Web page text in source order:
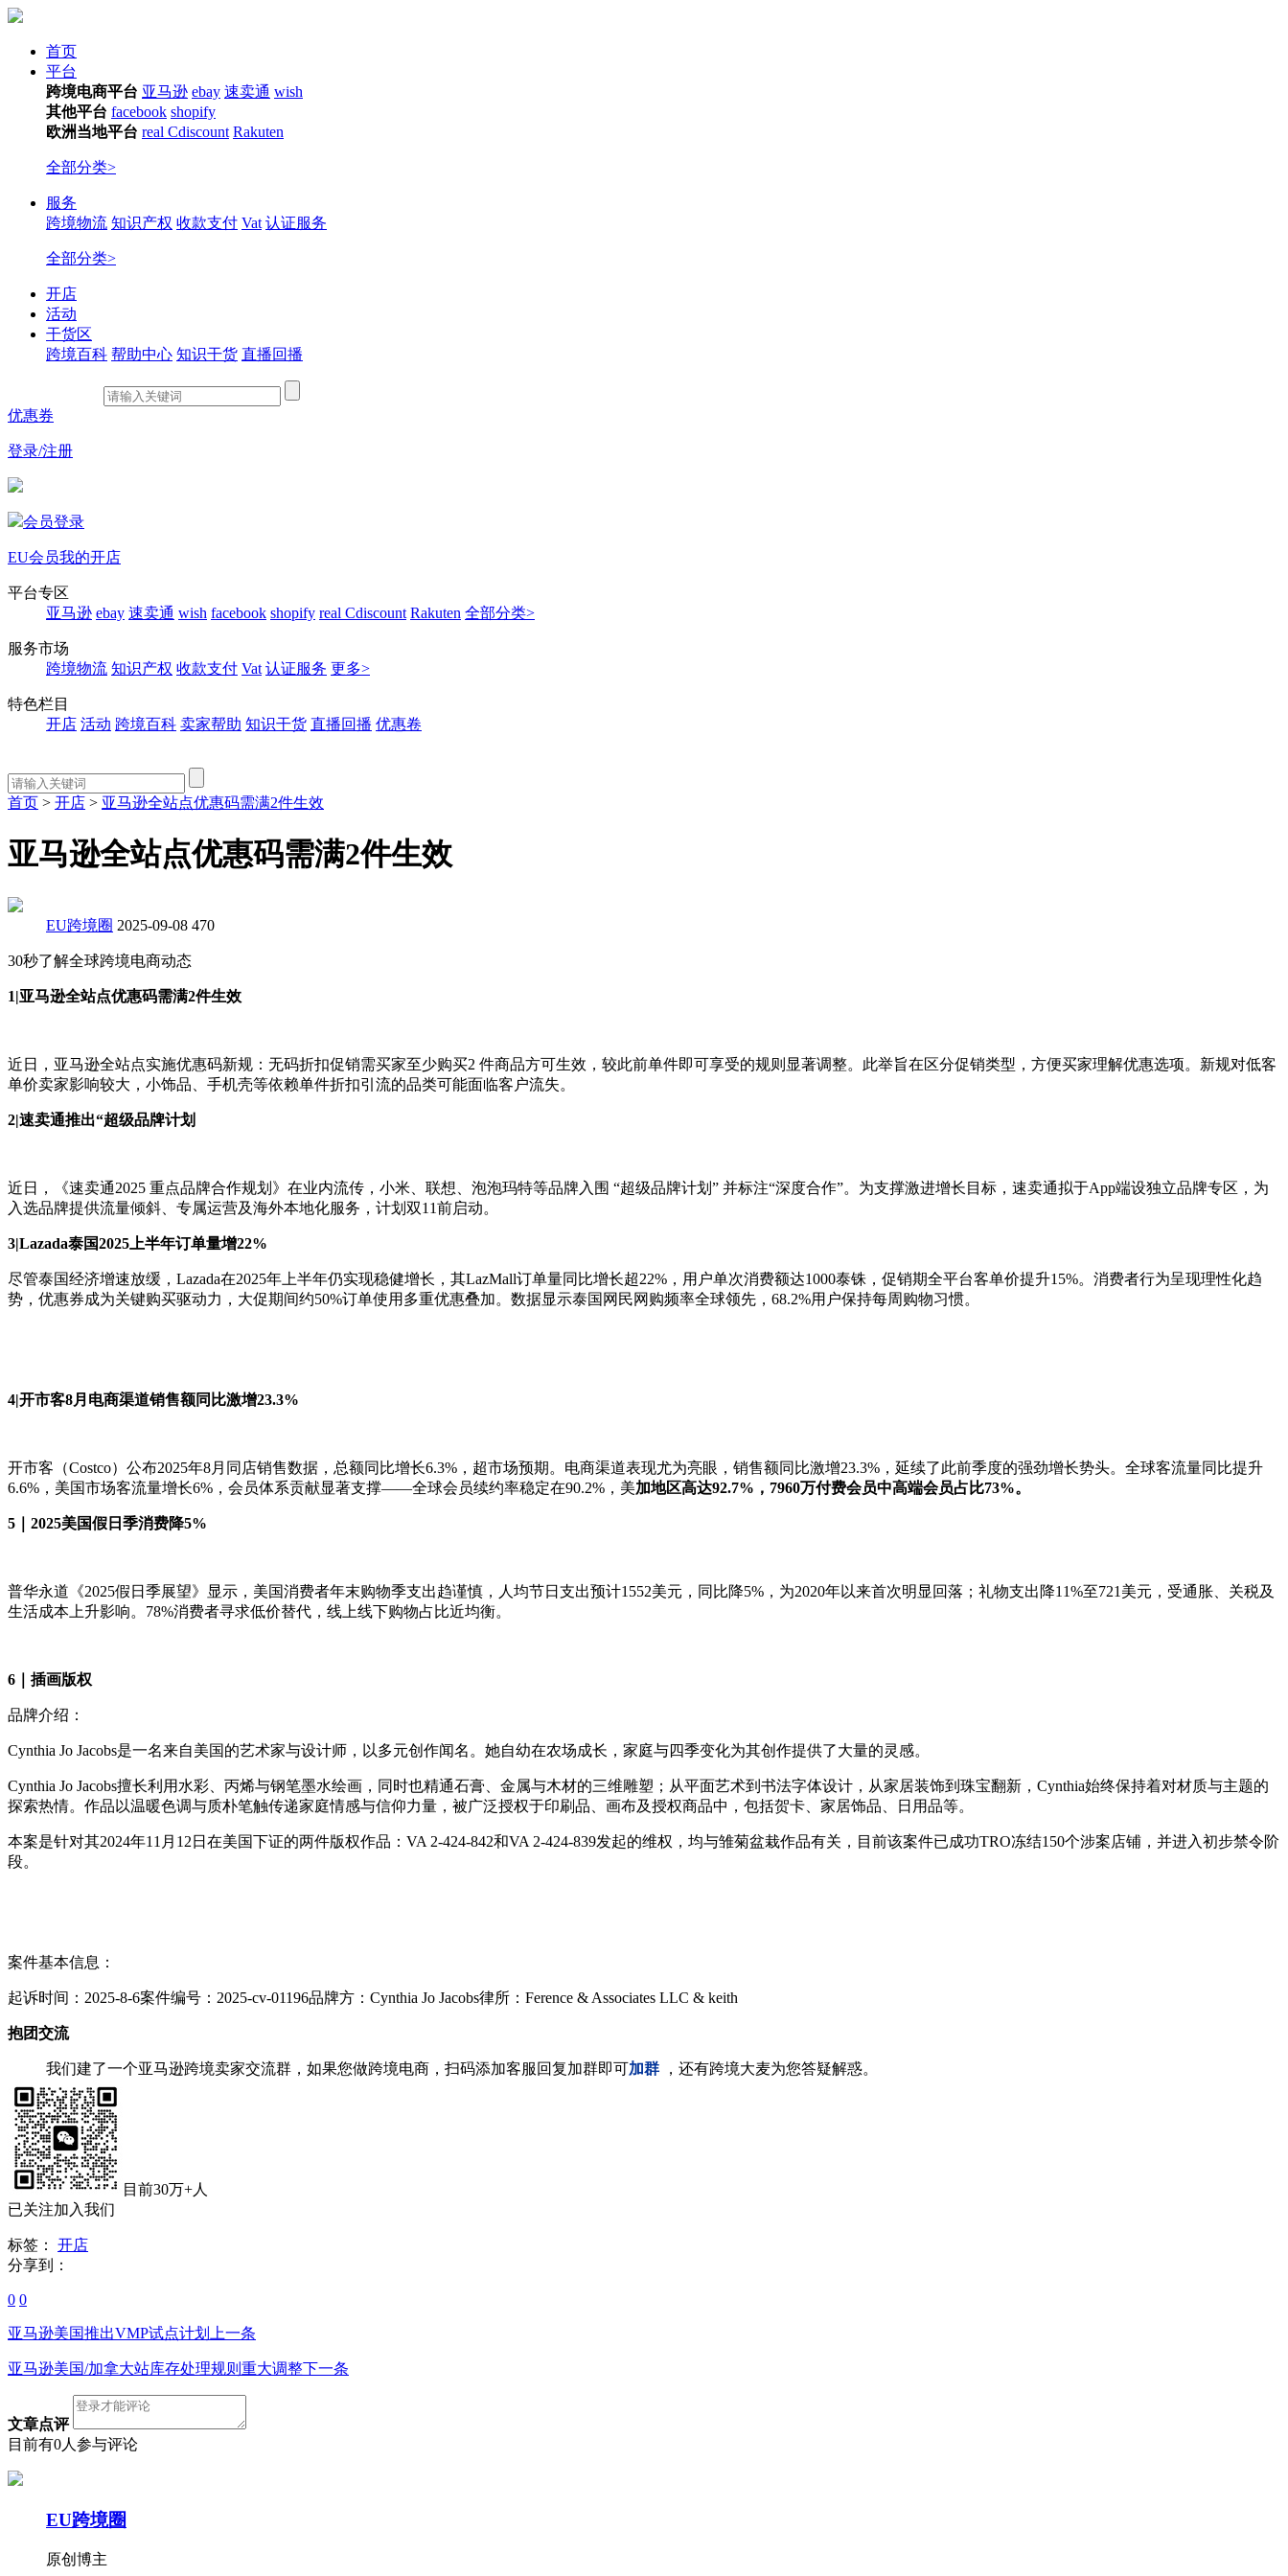
首页
平台
跨境电商平台 亚马逊 ebay 速卖通 wish
其他平台 facebook shopify
欧洲当地平台 real Cdiscount Rakuten
全部分类>
服务
跨境物流 知识产权 收款支付 Vat 认证服务
全部分类>
开店
活动
干货区
跨境百科 帮助中心 知识干货 直播回播
优惠券
登录/注册
会员登录
EU会员我的开店
平台专区
亚马逊 ebay 速卖通 wish facebook shopify real Cdiscount Rakuten 全部分类>
服务市场
跨境物流 知识产权 收款支付 Vat 认证服务 更多>
特色栏目
开店 活动 跨境百科 卖家帮助 知识干货 直播回播 优惠卷
首页 > 开店 > 亚马逊全站点优惠码需满2件生效
亚马逊全站点优惠码需满2件生效
EU跨境圈 2025-09-08 470
30秒了解全球跨境电商动态
1|亚马逊全站点优惠码需满2件生效
近日，亚马逊全站点实施优惠码新规：无码折扣促销需买家至少购买2 件商品方可生效，较此前单件即可享受的规则显著调整。此举旨在区分促销类型，方便买家理解优惠选项。新规对低客
单价卖家影响较大，小饰品、手机壳等依赖单件折扣引流的品类可能面临客户流失。
2|速卖通推出“超级品牌计划
近日，《速卖通2025 重点品牌合作规划》在业内流传，小米、联想、泡泡玛特等品牌入围 “超级品牌计划” 并标注“深度合作”。为支撑激进增长目标，速卖通拟于App端设独立品牌专区，为
入选品牌提供流量倾斜、专属运营及海外本地化服务，计划双11前启动。
3|Lazada泰国2025上半年订单量增22%
尽管泰国经济增速放缓，Lazada在2025年上半年仍实现稳健增长，其LazMall订单量同比增长超22%，用户单次消费额达1000泰铢，促销期全平台客单价提升15%。消费者行为呈现理性化趋
势，优惠券成为关键购买驱动力，大促期间约50%订单使用多重优惠叠加。数据显示泰国网民网购频率全球领先，68.2%用户保持每周购物习惯。
4|开市客8月电商渠道销售额同比激增23.3%
开市客（Costco）公布2025年8月同店销售数据，总额同比增长6.3%，超市场预期。电商渠道表现尤为亮眼，销售额同比激增23.3%，延续了此前季度的强劲增长势头。全球客流量同比提升
6.6%，美国市场客流量增长6%，会员体系贡献显著支撑——全球会员续约率稳定在90.2%，美加地区高达92.7%，7960万付费会员中高端会员占比73%。
5｜2025美国假日季消费降5%
普华永道《2025假日季展望》显示，美国消费者年末购物季支出趋谨慎，人均节日支出预计1552美元，同比降5%，为2020年以来首次明显回落；礼物支出降11%至721美元，受通胀、关税及
生活成本上升影响。78%消费者寻求低价替代，线上线下购物占比近均衡。
6｜插画版权
品牌介绍：
Cynthia Jo Jacobs是一名来自美国的艺术家与设计师，以多元创作闻名。她自幼在农场成长，家庭与四季变化为其创作提供了大量的灵感。
Cynthia Jo Jacobs擅长利用水彩、丙烯与钢笔墨水绘画，同时也精通石膏、金属与木材的三维雕塑；从平面艺术到书法字体设计，从家居装饰到珠宝翻新，Cynthia始终保持着对材质与主题的
探索热情。作品以温暖色调与质朴笔触传递家庭情感与信仰力量，被广泛授权于印刷品、画布及授权商品中，包括贺卡、家居饰品、日用品等。
本案是针对其2024年11月12日在美国下证的两件版权作品：VA 2-424-842和VA 2-424-839发起的维权，均与雏菊盆栽作品有关，目前该案件已成功TRO冻结150个涉案店铺，并进入初步禁令阶
段。
案件基本信息：
起诉时间：2025-8-6案件编号：2025-cv-01196品牌方：Cynthia Jo Jacobs律所：Ference & Associates LLC & keith
抱团交流
我们建了一个亚马逊跨境卖家交流群，如果您做跨境电商，扫码添加客服回复加群即可加群 ，还有跨境大麦为您答疑解惑。
目前30万+人
已关注加入我们
标签：
开店
分享到：
0 0
亚马逊美国推出VMP试点计划 上一条
亚马逊美国/加拿大站库存处理规则重大调整下一条
文章点评
目前有0人参与评论
EU跨境圈
原创博主